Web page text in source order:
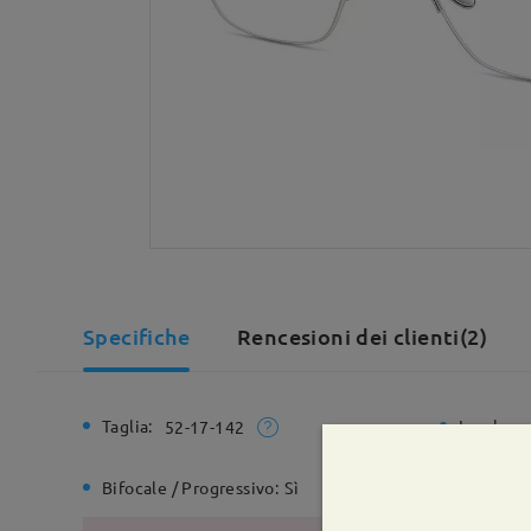
Specifiche Rencesioni dei clienti(2)
Taglia: 52-17-142
Bifocale / Progressivo: Sì